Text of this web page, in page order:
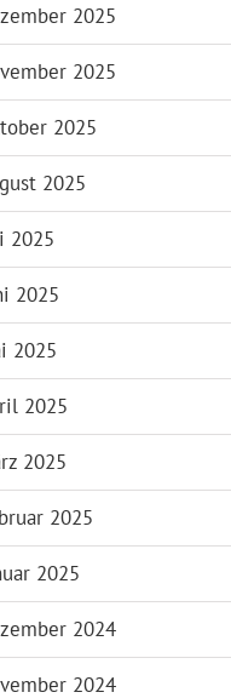
2025
2025
2025
2025
2025
2025
2025
2025
2025
2025
2025
2024
2024